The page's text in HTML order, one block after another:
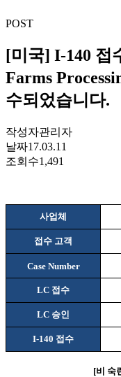
POST
[미국] I-140 접
Farms
수되었습니다.
작성자관리자
날짜17.03.11
조회수1,491
사업체
접수 고객
Case Number
LC 접수
LC 승인
I-140 접수
[비 숙